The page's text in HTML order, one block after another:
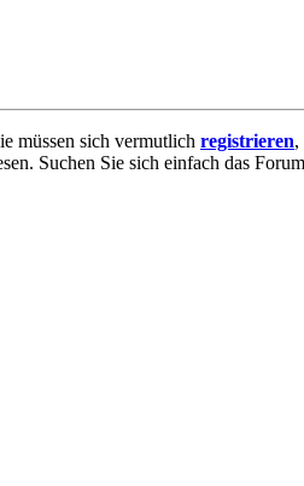
müssen sich vermutlich registrieren,
Suchen Sie sich einfach das